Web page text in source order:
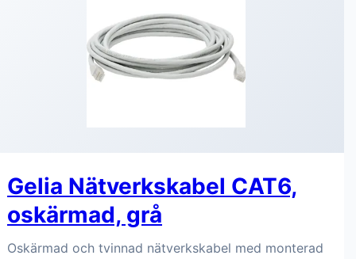
Gelia Nätverkskabel CAT6,
oskärmad, grå
Oskärmad och tvinnad nätverkskabel med monterad